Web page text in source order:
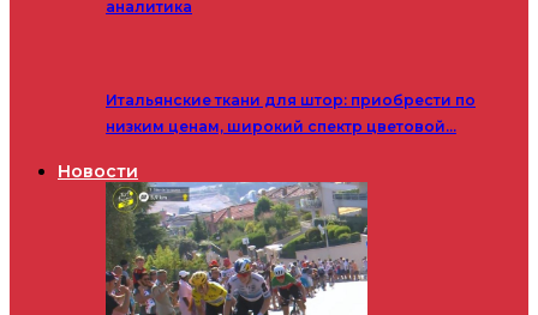
аналитика
Итальянские ткани для штор: приобрести по
низким ценам, широкий спектр цветовой…
Новости